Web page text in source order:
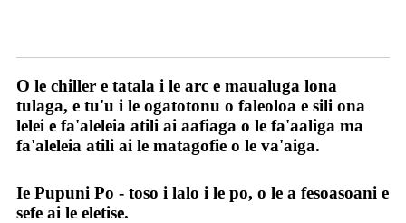
O le chiller e tatala i le arc e maualuga lona
tulaga, e tu'u i le ogatotonu o faleoloa e sili ona
lelei e fa'aleleia atili ai aafiaga o le fa'aaliga ma
fa'aleleia atili ai le matagofie o le va'aiga.
Ie Pupuni Po - toso i lalo i le po, o le a fesoasoani e
sefe ai le eletise.